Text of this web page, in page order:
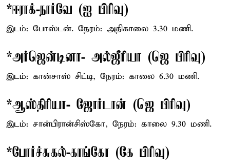
*ஈராக்-நார்வே (ஐ பிரிவு)
இடம்: போஸ்டன். நேரம்: அதிகாலை 3.30 மணி.
*அர்ஜென்டினா- அல்ஜீரியா (ஜெ பிரிவு)
இடம்: கான்சாஸ் சிட்டி, நேரம்: காலை 6.30 மணி.
*ஆஸ்திரியா- ஜோர்டான் (ஜெ பிரிவு)
இடம்: சான்பிரான்சிஸ்கோ, நேரம்: காலை 9.30 மணி.
*போர்ச்சுகல்-காங்கோ (கே பிரிவு)